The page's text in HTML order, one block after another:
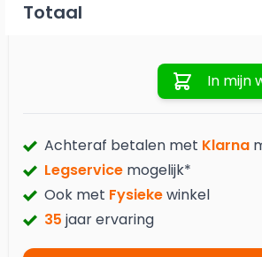
Totaal
Aantal
In mijn
Achteraf betalen met Klarna
Legservice mogelijk*
Ook met Fysiekewinkel
35 jaar ervaring